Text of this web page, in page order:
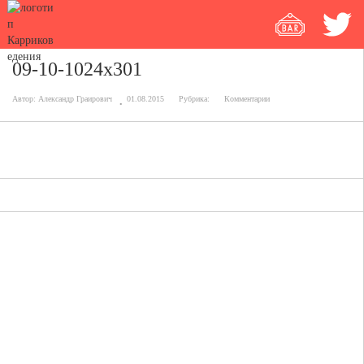
09-10-1024x301
Автор: Александр Граирович 01.08.2015 Рубрика: Комментарии